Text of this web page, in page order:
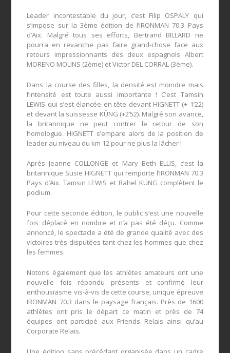
Leader incontestable du jour, c’est Filip OSPALY qui
s’impose sur la 3ème édition de l’IRONMAN 70.3 Pays
d’Aix. Malgré tous ses efforts, Bertrand BILLARD ne
pourra en revanche pas faire grand-chose face aux
retours impressionnants des deux espagnols Albert
MORENO MOLINS (2ème) et Victor DEL CORRAL (3ème).
Dans la course des filles, la densité est moindre mais
l’intensité est toute aussi importante ! C’est Tamsin
LEWIS qui s’est élancée en tête devant HIGNETT (+ 1’22)
et devant la suissesse KÜNG (+2’52). Malgré son avance,
la britannique ne peut contrer le retour de son
homologue. HIGNETT s’empare alors de la position de
leader au niveau du km 12 pour ne plus la lâcher !
Après Jeanne COLLONGE et Mary Beth ELLIS, c’est la
britannique Susie HIGNETT qui remporte l’IRONMAN 70.3
Pays d’Aix. Tamsin LEWIS et Rahel KÜNG complètent le
podium.
Pour cette seconde édition, le public s’est une nouvelle
fois déplacé en nombre et n’a pas été déçu. Comme
annoncé, le spectacle a été de grande qualité avec des
victoires très disputées tant chez les hommes que chez
les femmes.
Notons également que les athlètes amateurs ont une
nouvelle fois répondu présents et confirmé leur
enthousiasme vis-à-vis de cette course, unique épreuve
IRONMAN 70.3 dans le paysage français. Près de 1600
athlètes ont pris le départ ce matin et près de 74
équipes ont participé aux Friends Relais ainsi qu’au
Corporate Relais.